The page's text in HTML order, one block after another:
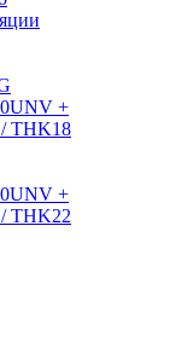
+
THK18
+
THK22